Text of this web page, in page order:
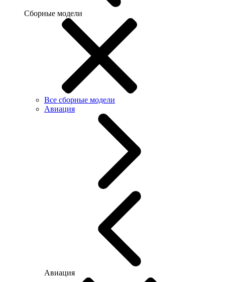
Сборные модели
Все сборные модели
Авиация
Авиация